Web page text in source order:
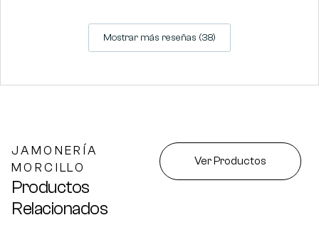
Mostrar más reseñas (38)
JAMONERÍA
MORCILLO
Productos
Relacionados
Ver Productos